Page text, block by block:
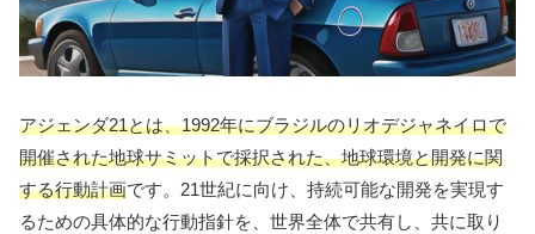
アジェンダ21とは、1992年にブラジルのリオデジャネイロで
開催された地球サミットで採択された、地球環境と開発に関
する行動計画です。21世紀に向け、持続可能な開発を実現す
るための具体的な行動指針を、世界全体で共有し、共に取り